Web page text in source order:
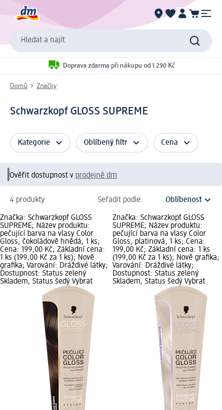
Hledat a najít
Doprava zdarma při nákupu od 1 290 Kč
Domů Značky
Schwarzkopf GLOSS SUPREME
Kategorie Oblíbený filtr Cena
Ověřit dostupnost v prodejně dm
4 produkty Seřadit podle:
Značka: Schwarzkopf GLOSS
SUPREME; Název produktu:
pečující barva na vlasy Color
Gloss, čokoládově hnědá, 1 ks;
Cena: 199,00 Kč; Základní cena:
1 ks (199,00 Kč za 1 ks); Nově
grafika; Varování: Dráždivé látky;
Dostupnost: Status zelený
Skladem, Status šedý Vybrat
Značka: Schwarzkopf GLOSS
SUPREME; Název produktu:
pečující barva na vlasy Color
Gloss, platinová, 1 ks; Cena:
199,00 Kč; Základní cena: 1 ks
(199,00 Kč za 1 ks); Nově grafika;
Varování: Dráždivé látky;
Dostupnost: Status zelený
Skladem, Status šedý Vybrat